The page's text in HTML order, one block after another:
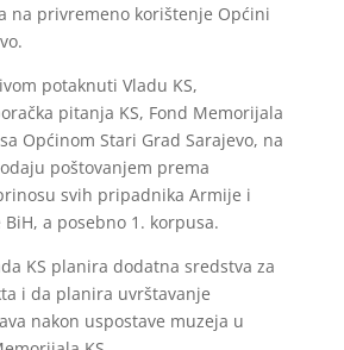
na privremeno korištenje Općini
potaknuti Vladu KS,
pitanja KS, Fond Memorijala
Općinom Stari Grad Sarajevo, na
poštovanjem prema
svih pripadnika Armije i
BiH, a posebno 1. korpusa.
KS planira dodatna sredstva za
i da planira uvrštavanje
nakon uspostave muzeja u